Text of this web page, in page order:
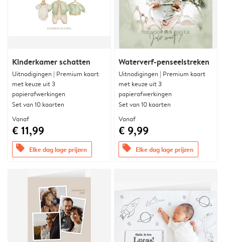
Kinderkamer schatten
Uitnodigingen | Premium kaart
met keuze uit 3
papierafwerkingen
Set van 10 kaarten
Vanaf
€ 11,99
offers Elke dag lage prijzen
Waterverf-penseelstreken
Uitnodigingen | Premium kaart
met keuze uit 3
papierafwerkingen
Set van 10 kaarten
Vanaf
€ 9,99
offers Elke dag lage prijzen